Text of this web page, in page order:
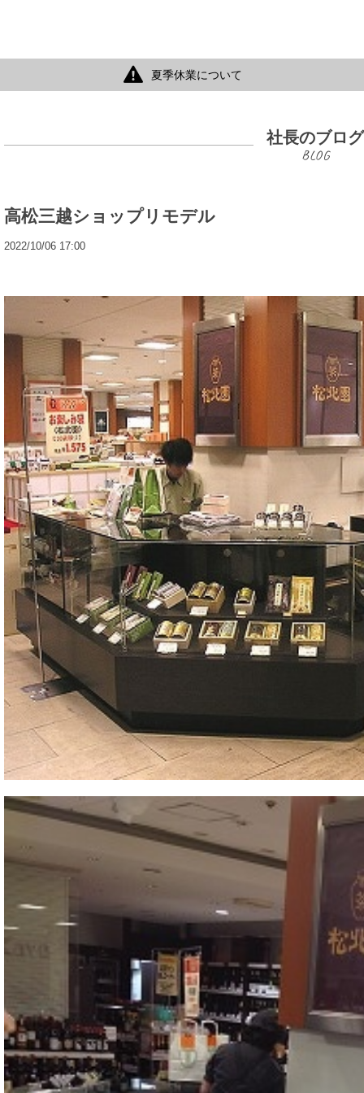
夏季休業について
社長のブログ
高松三越ショップリモデル
2022/10/06 17:00